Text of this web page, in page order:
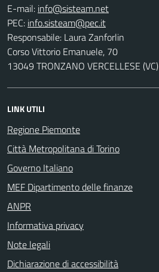
E-mail:
PEC:
Responsabile: Laura Zanforlin
Corso Vittorio Emanuele, 70
13049 TRONZANO VERCELLESE (VC)
LINK UTILI
Regione Piemonte
Città Metropolitana di Torino
Governo Italiano
MEF Dipartimento delle finanze
ANPR
Informativa privacy
Note legali
Dichiarazione di accessibilità